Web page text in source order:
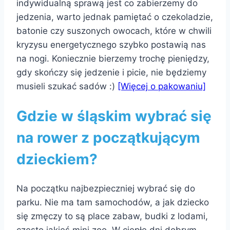
indywidualną sprawą jest co zabierzemy do
jedzenia, warto jednak pamiętać o czekoladzie,
batonie czy suszonych owocach, które w chwili
kryzysu energetycznego szybko postawią nas
na nogi. Koniecznie bierzemy trochę pieniędzy,
gdy skończy się jedzenie i picie, nie będziemy
musieli szukać sadów :) [Więcej o pakowaniu]
Gdzie w śląskim wybrać się
na rower z początkującym
dzieckiem?
Na początku najbezpieczniej wybrać się do
parku. Nie ma tam samochodów, a jak dziecko
się zmęczy to są place zabaw, budki z lodami,